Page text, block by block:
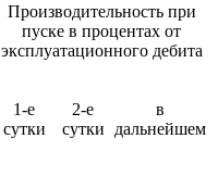
Производительность при
пуске в процентах от
эксплуатационного дебита
1-е
сутки
2-е
сутки
в
дальнейшем